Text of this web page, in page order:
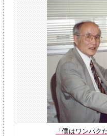
「僕はワンパク